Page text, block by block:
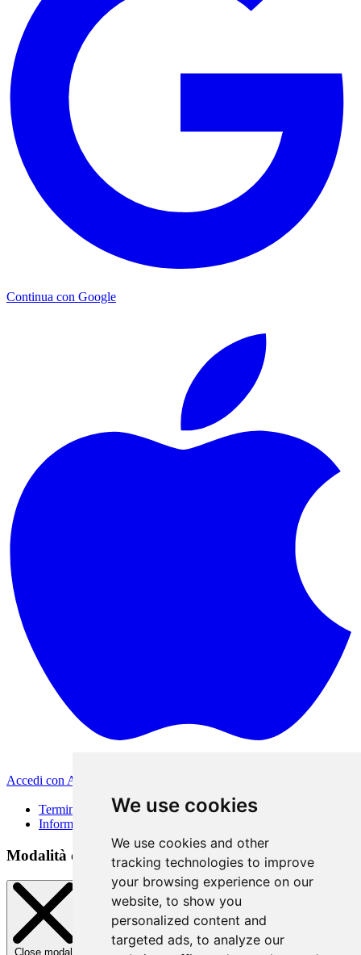
We use cookies
We use cookies and other
tracking technologies to improve
your browsing experience on our
website, to show you
personalized content and
targeted ads, to analyze our
Continua con Google
Accedi con Apple
Termini di Utilizzo
Informativa sulla privacy
Modalità di accesso
Close modal